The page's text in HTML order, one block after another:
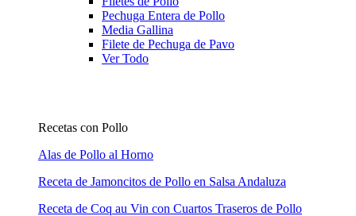
Pechuga Entera de Pollo
Media Gallina
Filete de Pechuga de Pavo
Ver Todo
Recetas con Pollo
Alas de Pollo al Horno
Receta de Jamoncitos de Pollo en Salsa Andaluza
Receta de Coq au Vin con Cuartos Traseros de Pollo